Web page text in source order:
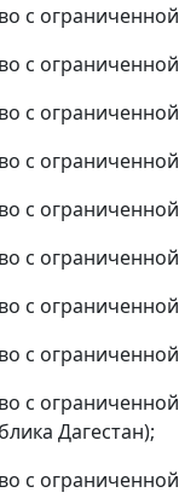
с
с
с
с
с
с
с
с
с
Дагестан);
с